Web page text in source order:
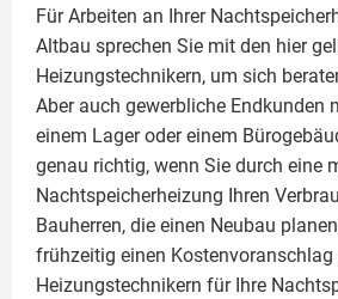
Für Arbeiten an Ihrer
Altbau sprechen Sie mit den hier
Heizungstechnikern, um sich
Aber auch gewerbliche Endkunden
einem Lager oder einem
genau richtig, wenn Sie durch eine
Nachtspeicherheizung Ihren
Bauherren, die einen Neubau
frühzeitig einen Kostenvoranschlag
Heizungstechnikern für Ihre